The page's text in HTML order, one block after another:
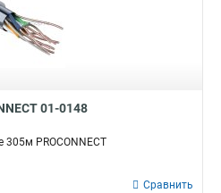
01-0148
305м PROCONNECT
Сравнить